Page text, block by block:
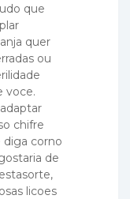
que
quer
ou
voce.
chifre
diga corno
de
licoes